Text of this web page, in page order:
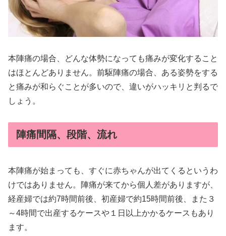
本陣痛の場合、どんな体勢になっても痛みが変化すること
はほとんどありません。前駆陣痛の場合、ある姿勢をする
と痛みが和らぐことが多いので、違いがハッキリと判るで
しょう。
陣痛間隔、段階、流れ
本陣痛が始まっても、すぐに赤ちゃんが出てくるというわ
けではありません。陣痛が来てから個人差がありますが、
経産婦では約7時間前後、初産婦で約15時間前後、また３
～4時間で出産するケースや１日以上かかるケースもあり
ます。